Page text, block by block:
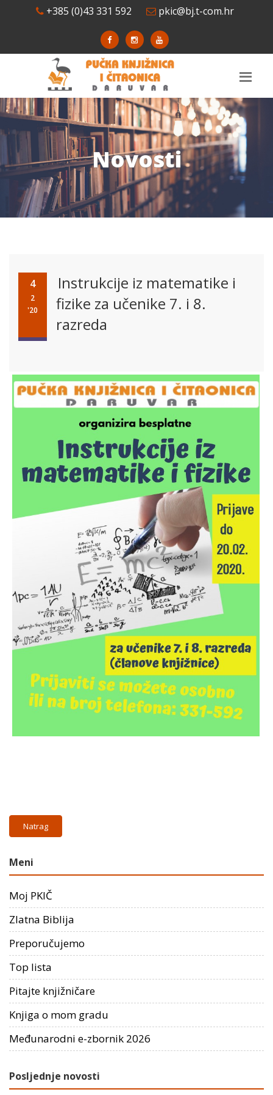
+385 (0)43 331 592 pkic@bj.t-com.hr
Novosti
4
2
'20
Instrukcije iz matematike i
fizike za učenike 7. i 8.
razreda
Natrag
Meni
Moj PKIČ
Zlatna Biblija
Preporučujemo
Top lista
Pitajte knjižničare
Knjiga o mom gradu
Međunarodni e-zbornik 2026
Posljednje novosti